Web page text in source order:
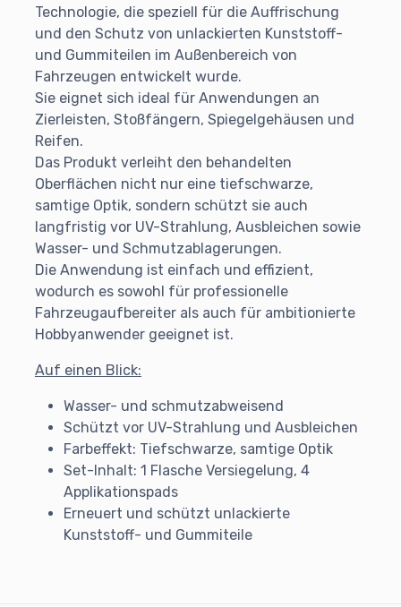
Technologie, die speziell für die Auffrischung
und den Schutz von unlackierten Kunststoff-
und Gummiteilen im Außenbereich von
Fahrzeugen entwickelt wurde.
Sie eignet sich ideal für Anwendungen an
Zierleisten, Stoßfängern, Spiegelgehäusen und
Reifen.
Das Produkt verleiht den behandelten
Oberflächen nicht nur eine tiefschwarze,
samtige Optik, sondern schützt sie auch
langfristig vor UV-Strahlung, Ausbleichen sowie
Wasser- und Schmutzablagerungen.
Die Anwendung ist einfach und effizient,
wodurch es sowohl für professionelle
Fahrzeugaufbereiter als auch für ambitionierte
Hobbyanwender geeignet ist.
Auf einen Blick:
Wasser- und schmutzabweisend
Schützt vor UV-Strahlung und Ausbleichen
Farbeffekt: Tiefschwarze, samtige Optik
Set-Inhalt: 1 Flasche Versiegelung, 4
Applikationspads
Erneuert und schützt unlackierte
Kunststoff- und Gummiteile